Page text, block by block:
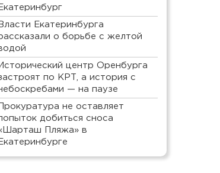
Екатеринбург
Власти Екатеринбурга
о борьбе с желтой
Исторический центр Оренбурга
по КРТ, а история с
— на паузе
Прокуратура не оставляет
добиться сноса
Пляжа» в
Екатеринбурге